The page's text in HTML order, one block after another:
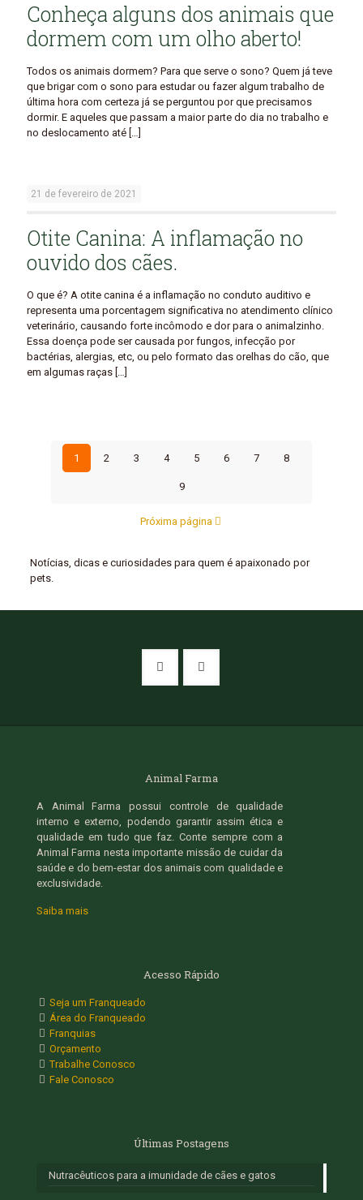
Conheça alguns dos animais que
dormem com um olho aberto!
Todos os animais dormem? Para que serve o sono? Quem já teve
que brigar com o sono para estudar ou fazer algum trabalho de
última hora com certeza já se perguntou por que precisamos
dormir. E aqueles que passam a maior parte do dia no trabalho e
no deslocamento até […]
21 de fevereiro de 2021
Otite Canina: A inflamação no
ouvido dos cães.
O que é? A otite canina é a inflamação no conduto auditivo e
representa uma porcentagem significativa no atendimento clínico
veterinário, causando forte incômodo e dor para o animalzinho.
Essa doença pode ser causada por fungos, infecção por
bactérias, alergias, etc, ou pelo formato das orelhas do cão, que
em algumas raças […]
1 2 3 4 5 6 7 8
9
Próxima página
Notícias, dicas e curiosidades para quem é apaixonado por
pets.
Animal Farma
A Animal Farma possui controle de qualidade
interno e externo, podendo garantir assim ética e
qualidade em tudo que faz. Conte sempre com a
Animal Farma nesta importante missão de cuidar da
saúde e do bem-estar dos animais com qualidade e
exclusividade.
Saiba mais
Acesso Rápido
Seja um Franqueado
Área do Franqueado
Franquias
Orçamento
Trabalhe Conosco
Fale Conosco
Últimas Postagens
Nutracêuticos para a imunidade de cães e gatos